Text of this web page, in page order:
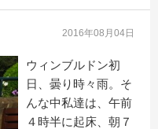
2016年08月04日
ウィンブルドン初
日、曇り時々雨。そ
んな中私達は、午前
４時半に起床、朝７